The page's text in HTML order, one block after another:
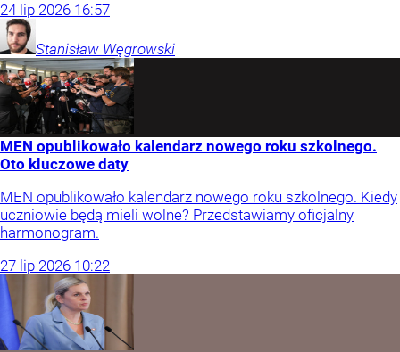
24 lip 2026 16:57
Stanisław Węgrowski
MEN opublikowało kalendarz nowego roku szkolnego.
Oto kluczowe daty
MEN opublikowało kalendarz nowego roku szkolnego. Kiedy
uczniowie będą mieli wolne? Przedstawiamy oficjalny
harmonogram.
27 lip 2026 10:22